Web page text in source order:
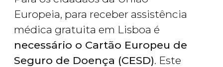
Europeia, para receber assistência
médica gratuita em Lisboa é
necessário o Cartão Europeu de
Seguro de Doença (CESD). Este